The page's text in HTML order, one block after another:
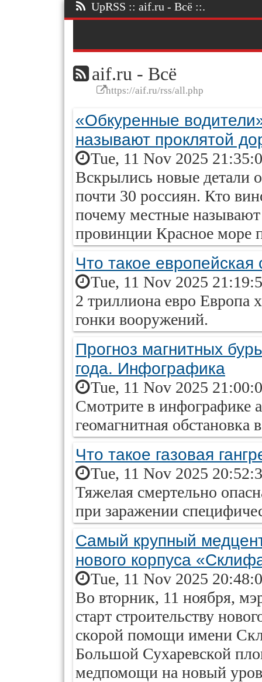
UpRSS :: aif.ru - Всё ::.
aif.ru - Всё
https://aif.ru/rss/all.php
«Обкуренные
называют проклятой
Tue, 11 Nov 2025
Вскрылись новые детали
почти 30 россиян. Кто
почему местные
провинции Красное море
Что такое
Tue, 11 Nov 2025
2 триллиона евро Европа
гонки вооружений.
Прогноз магнитных
года. Инфографика
Tue, 11 Nov 2025
Смотрите в инфографике
геомагнитная обстановка
Что такое газовая
Tue, 11 Nov 2025
Тяжелая смертельно
при заражении
Самый крупный
нового корпуса
Tue, 11 Nov 2025
Во вторник, 11 ноября,
старт строительству
скорой помощи имени
Большой Сухаревской
медпомощи на новый